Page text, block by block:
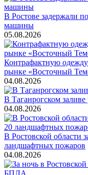
В Ростове задержали
машины
05.08.2026
Контрафактную
рынке «Восточный
04.08.2026
В Таганрогском
04.08.2026
В Ростовской области
ландшафтных пожаров
04.08.2026